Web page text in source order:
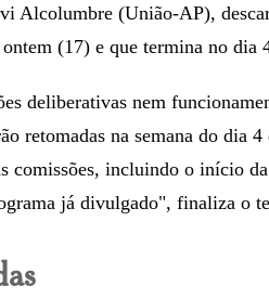
Alcolumbre (União-AP),
(17) e que termina no dia
deliberativas nem
retomadas na semana do dia 4
comissões, incluindo o início
já divulgado", finaliza o